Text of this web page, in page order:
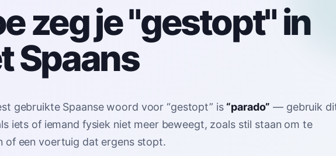
zeg je "gestopt" in
Spaans
gebruikte Spaanse woord voor “gestopt” is “parado” — gebruik
iets of iemand fysiek niet meer beweegt, zoals stil staan om te
of een voertuig dat ergens stopt.